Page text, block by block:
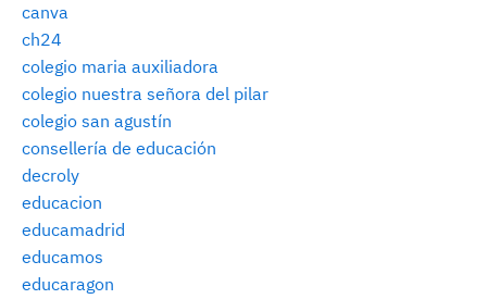
canva
ch24
colegio maria auxiliadora
colegio nuestra señora del pilar
colegio san agustín
consellería de educación
decroly
educacion
educamadrid
educamos
educaragon